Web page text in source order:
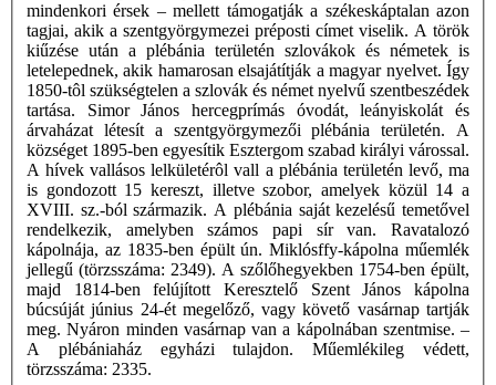
mindenkori érsek – mellett támogatják a székeskáptalan azon
tagjai, akik a szentgyörgymezei préposti címet viselik. A török
kiűzése után a plébánia területén szlovákok és németek is
letelepednek, akik hamarosan elsajátítják a magyar nyelvet. Így
1850-tôl szükségtelen a szlovák és német nyelvű szentbeszédek
tartása. Simor János hercegprímás óvodát, leányiskolát és
árvaházat létesít a szentgyörgymezői plébánia területén. A
községet 1895-ben egyesítik Esztergom szabad királyi várossal.
A hívek vallásos lelkületérôl vall a plébánia területén levő, ma
is gondozott 15 kereszt, illetve szobor, amelyek közül 14 a
XVIII. sz.-ból származik. A plébánia saját kezelésű temetővel
rendelkezik, amelyben számos papi sír van. Ravatalozó
kápolnája, az 1835-ben épült ún. Miklósffy-kápolna műemlék
jellegű (törzsszáma: 2349). A szőlőhegyekben 1754-ben épült,
majd 1814-ben felújított Keresztelő Szent János kápolna
búcsúját június 24-ét megelőző, vagy követő vasárnap tartják
meg. Nyáron minden vasárnap van a kápolnában szentmise. –
A plébániaház egyházi tulajdon. Műemlékileg védett,
törzsszáma: 2335.